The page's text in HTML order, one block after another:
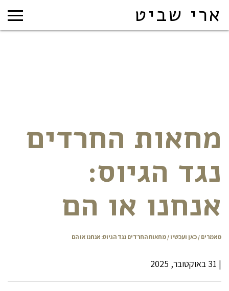
ארי שביט
מחאות החרדים
נגד הגיוס:
אנחנו או הם
מאמרים / כאן ועכשיו / מחאות החרדים נגד הגיוס: אנחנו או הם
| 31 באוקטובר, 2025